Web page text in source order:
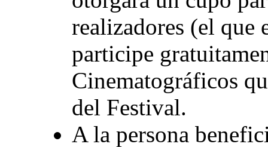
realizadores (el que
participe
Cinematográficos
del Festival.
A la persona